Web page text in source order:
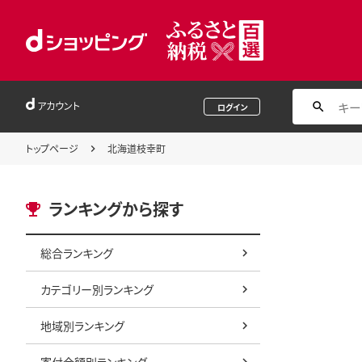
アカウント ログイン
トップページ 北海道枝幸町
ランキングから探す
総合ランキング
カテゴリー別ランキング
地域別ランキング